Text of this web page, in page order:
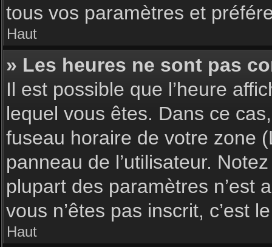
tous vos paramètres et
Haut
» Les heures ne sont pas
Il est possible que l’heure
lequel vous êtes. Dans ce
fuseau horaire de votre zone
panneau de l’utilisateur.
plupart des paramètres n’est
vous n’êtes pas inscrit, c’est
Haut